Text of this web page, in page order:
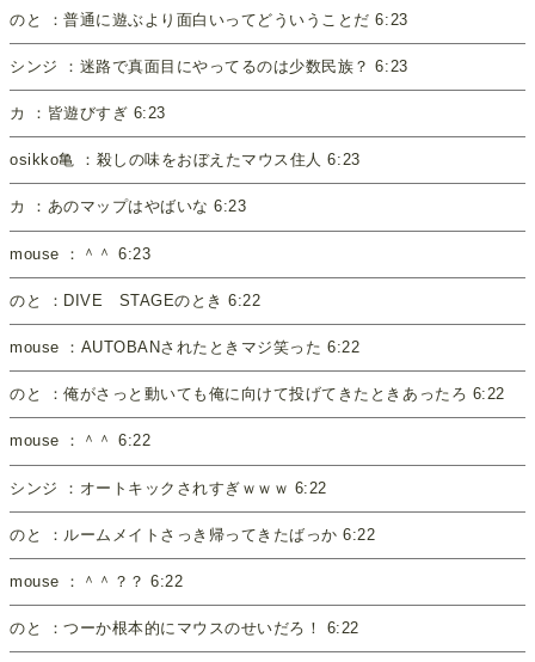
のと ：普通に遊ぶより面白いってどういうことだ 6:23
シンジ ：迷路で真面目にやってるのは少数民族？ 6:23
カ ：皆遊びすぎ 6:23
osikko亀 ：殺しの味をおぼえたマウス住人 6:23
カ ：あのマップはやばいな 6:23
mouse ：＾＾ 6:23
のと ：DIVE STAGEのとき 6:22
mouse ：AUTOBANされたときマジ笑った 6:22
のと ：俺がさっと動いても俺に向けて投げてきたときあったろ 6:22
mouse ：＾＾ 6:22
シンジ ：オートキックされすぎｗｗｗ 6:22
のと ：ルームメイトさっき帰ってきたばっか 6:22
mouse ：＾＾？？ 6:22
のと ：つーか根本的にマウスのせいだろ！ 6:22